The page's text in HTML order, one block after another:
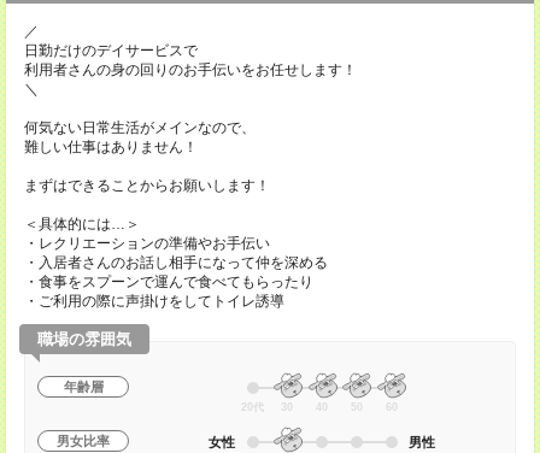
／
日勤だけのデイサービスで
利用者さんの身の回りのお手伝いをお任せします！
＼
何気ない日常生活がメインなので、
難しい仕事はありません！
まずはできることからお願いします！
＜具体的には…＞
・レクリエーションの準備やお手伝い
・入居者さんのお話し相手になって仲を深める
・食事をスプーンで運んで食べてもらったり
・ご利用の際に声掛けをしてトイレ誘導
職場の雰囲気
年齢層
20代 30 40 50 60
男女比率 女性 男性